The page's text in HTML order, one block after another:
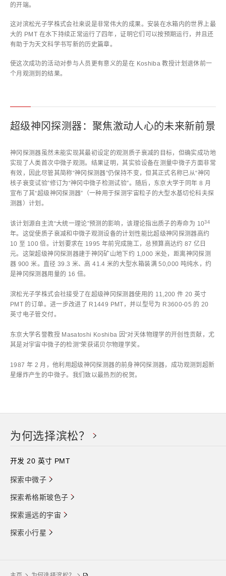
的开端。
这对滨松光子学株式会社来说是非常伟大的成果。安装在水箱内的世界上最
大的 PMT 在水下持续正常运行了四年，证明它们可以按预期运行，并且还
有助于为天文科学书写新的历史篇章。
使这次成功的活动对参与人员更有意义的是在 Koshiba 教授计划退休前一
个月观测到的结果。
超级神冈探测器：聚焦激动人心的未来新前景
神冈探测器虽然未能实现其最初设定的观测质子衰减的目标，但确实成功地
实现了人类首次中微子观测。结果证明，其实验设备在测量中微子方面非常
有效，因此尽管其简称“神冈探测器”仍保持不变，但其正式名称已从“神冈
核子衰变试验”修订为“神冈中微子检测试验”。随后，东京大学于同年 8 月
宣布了其“超级神冈探测器”（一种用于探测宇宙粒子的大型水基切伦科夫探
测器）计划。
该计划源自主流“大统一理论”预测的影响，该理论指出质子的寿命为 1034
年。这促使质子衰减和中微子观测设备的计划性能比超级神冈探测器高约
10 至 100 倍。计划要求在 1995 年前完成施工，总预算高达约 87 亿日
元。这架超级神冈探测器建于神冈矿山地下约 1,000 米处，距离神冈探测
器 900 米。直径 39.3 米、高 41.4 米的大型水箱装满 50,000 吨纯水，约
是神冈探测器用量的 16 倍。
滨松光子学株式会社接受了在超级神冈探测器使用的 11,200 件 20 英寸
PMT 的订单。进一步改进了 R1449 PMT，并以型号为 R3600-05 的 20
英寸电子管交付。
东京大学名誉教授 Masatoshi Koshiba 因“对天体物理学的开创性贡献，尤
其是对宇宙中微子的检测"荣获诺贝尔物理学奖。
1987 年 2 月，他利用超级神冈探测器的前身神冈探测器，成功观测到超新
星爆炸产生的中微子。我们致以最热烈的祝贺。
为何选择滨松？
开发 20 英寸 PMT
探索中微子
探索希格斯玻色子
探索遥远的宇宙
探索小行星